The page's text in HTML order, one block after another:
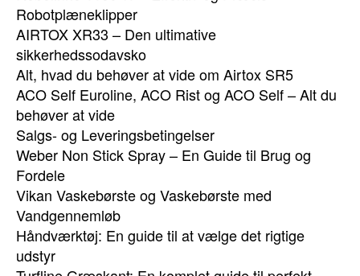
Robotplæneklipper
AIRTOX XR33 – Den ultimative
sikkerhedssodavsko
Alt, hvad du behøver at vide om Airtox SR5
ACO Self Euroline, ACO Rist og ACO Self – Alt du
behøver at vide
Salgs- og Leveringsbetingelser
Weber Non Stick Spray – En Guide til Brug og
Fordele
Vikan Vaskebørste og Vaskebørste med
Vandgennemløb
Håndværktøj: En guide til at vælge det rigtige
udstyr